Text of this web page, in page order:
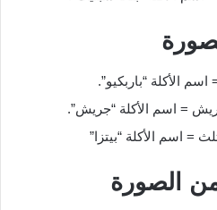
= اسم الأكلة “جريش”.
اسم الأكلة “بيتزا”
الصورة